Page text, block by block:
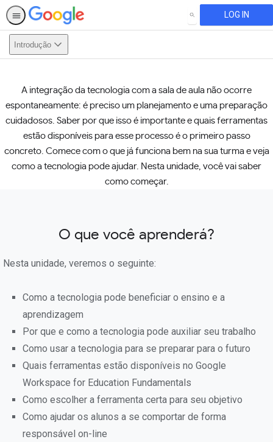
SEARCH LOG IN
Introdução
This activity is also available in
English.View activity
A integração da tecnologia com a sala de aula não ocorre
espontaneamente: é preciso um planejamento e uma preparação
cuidadosos. Saber por que isso é importante e quais ferramentas
estão disponíveis para esse processo é o primeiro passo
concreto. Comece com o que já funciona bem na sua turma e veja
como a tecnologia pode ajudar. Nesta unidade, você vai saber
como começar.
O que você aprenderá?
Nesta unidade, veremos o seguinte:
Como a tecnologia pode beneficiar o ensino e a
aprendizagem
Por que e como a tecnologia pode auxiliar seu trabalho
Como usar a tecnologia para se preparar para o futuro
Quais ferramentas estão disponíveis no Google
Workspace for Education Fundamentals
Como escolher a ferramenta certa para seu objetivo
Como ajudar os alunos a se comportar de forma
responsável on-line